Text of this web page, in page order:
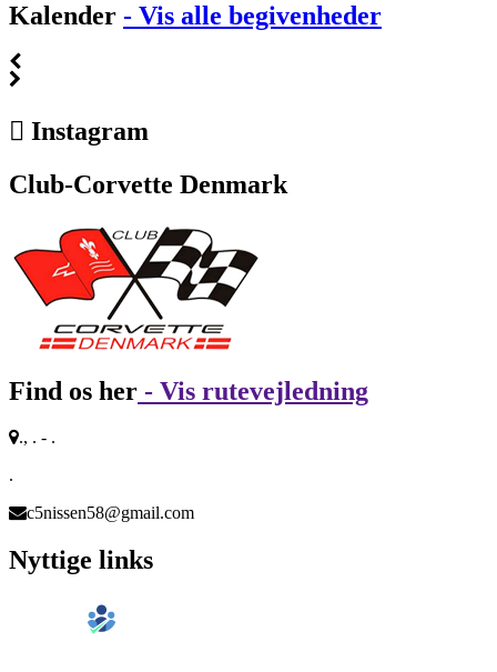
Kalender - Vis alle begivenheder
Instagram
Club-Corvette Denmark
Find os her - Vis rutevejledning
., . - .
.
c5nissen58@gmail.com
Nyttige links